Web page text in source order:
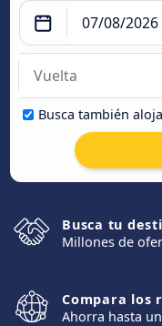
Busca también
Busca tu
Millones de
Compara los
Ahorra hasta